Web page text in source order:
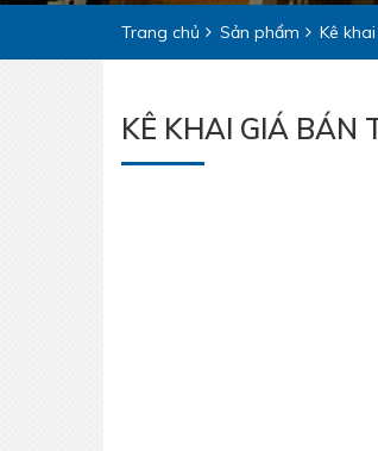
Trang chủ Sản phẩm Kê
KÊ KHAI GIÁ BÁN